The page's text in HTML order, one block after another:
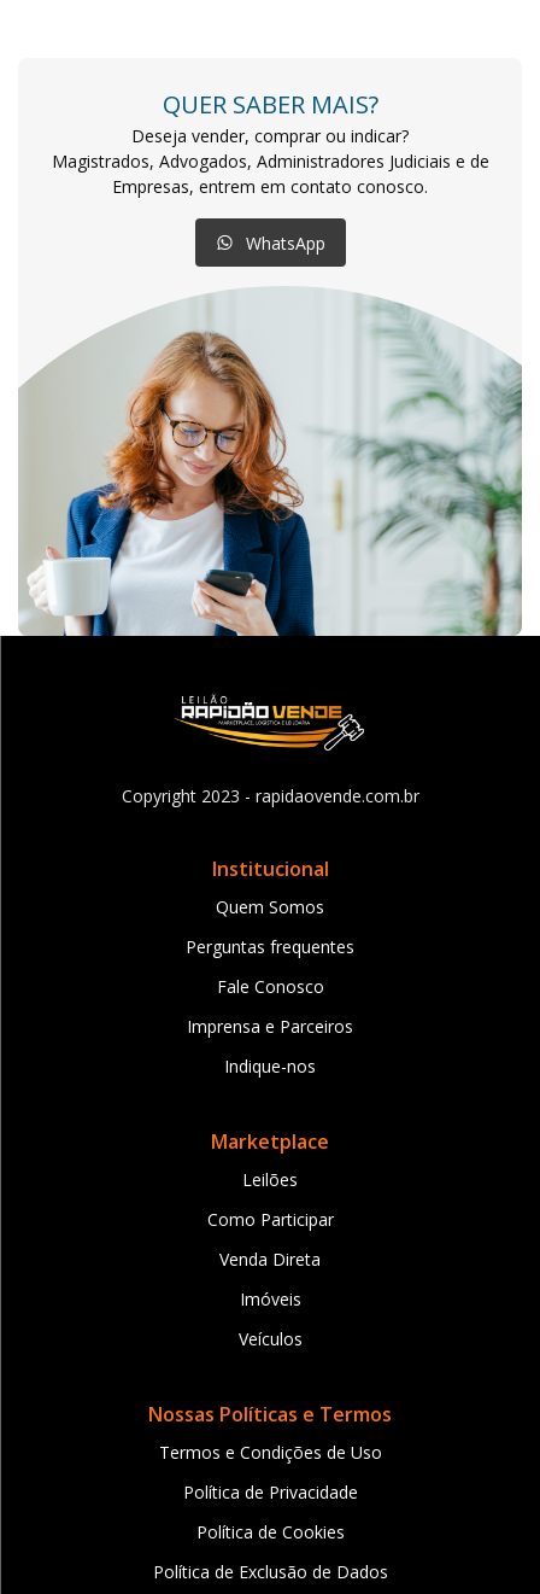
QUER SABER MAIS?
Deseja vender, comprar ou indicar?
Magistrados, Advogados, Administradores Judiciais e de
Empresas, entrem em contato conosco.
WhatsApp
Copyright 2023 - rapidaovende.com.br
Institucional
Quem Somos
Perguntas frequentes
Fale Conosco
Imprensa e Parceiros
Indique-nos
Marketplace
Leilões
Como Participar
Venda Direta
Imóveis
Veículos
Nossas Políticas e Termos
Termos e Condições de Uso
Política de Privacidade
Política de Cookies
Política de Exclusão de Dados